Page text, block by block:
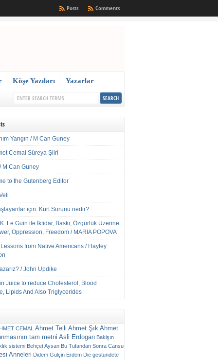
Comments
Posts
Köşe Yazıları Yazarlar
Yangın / M Can Guney
Cemal Süreya Şiiri
M Can Guney
to the Gutenberg Editor
için: Kürt Sorunu nedir?
Le Guin ile İktidar, Baskı, Özgürlük Üzerine
Oppression, Freedom / MARIA POPOVA
from Native Americans / Hayley
/ John Updike
Juice to reduce Cholesterol, Blood
Lipids And Also Triglycerides
CEMAL Ahmet Telli Ahmet Şık Ahmet
tam metni Asli Erdogan Bakişın
sistemi Behçet Aysan Bu Tufandan Sonra Cansu
Anneleri Didem Gülçin Erdem Die gestundete